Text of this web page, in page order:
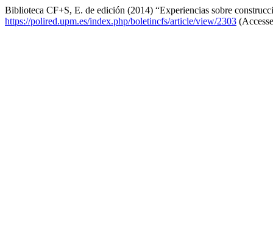
Biblioteca CF+S, E. de edición (2014) “Experiencias sobre
https://polired.upm.es/index.php/boletincfs/article/view/2303